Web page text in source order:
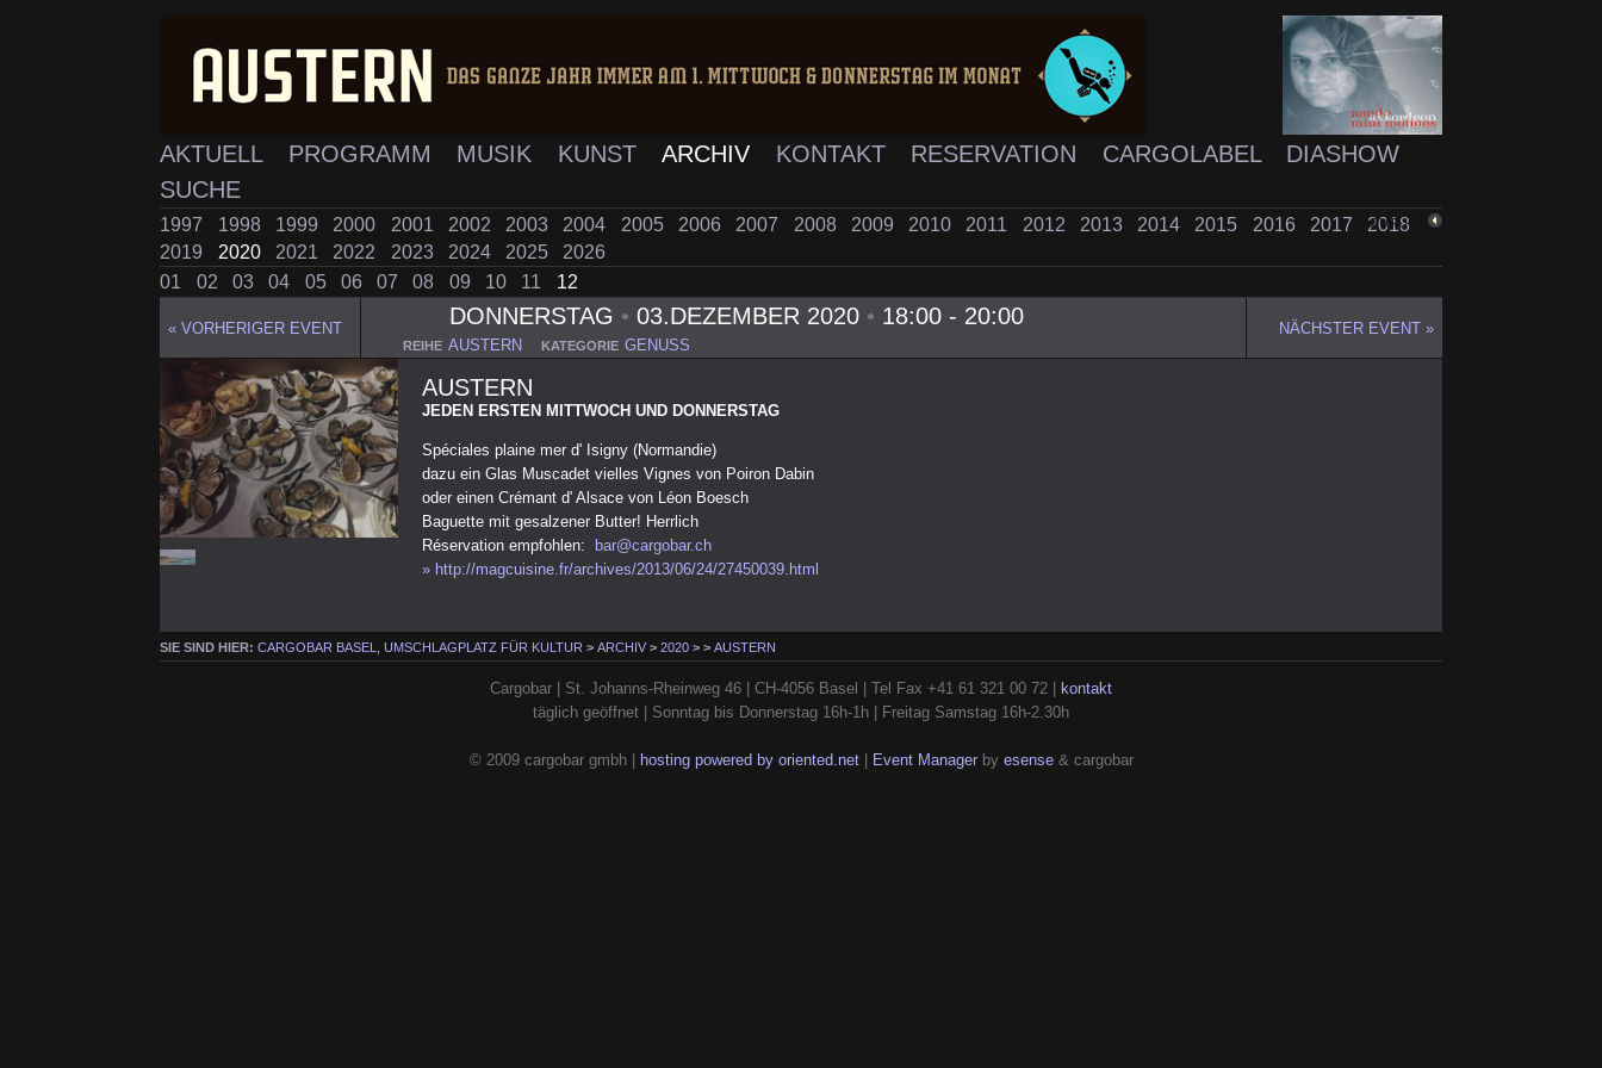
AKTUELL PROGRAMM MUSIK KUNST ARCHIV KONTAKT RESERVATION CARGOLABEL
DIASHOW
SUCHE
1997 1998 1999 2000 2001 2002 2003 2004 2005 2006 2007 2008 2009 2010 2011 2012 2013 2014 2015 2016 2017
2018
2019
2020 2021 2022 2023 2024 2025
2026
01
02 03 04 05 06 07 08 09 10 11 12
ZURÜCK
« VORHERIGER EVENT DONNERSTAG • 03.DEZEMBER 2020 • 18:00 - 20:00
REIHE AUSTERN KATEGORIE GENUSS
NÄCHSTER EVENT »
AUSTERN
JEDEN ERSTEN MITTWOCH UND DONNERSTAG
Spéciales plaine mer d' Isigny (Normandie)
dazu ein Glas Muscadet vielles Vignes von Poiron Dabin
oder einen Crémant d' Alsace von Léon Boesch
Baguette mit gesalzener Butter! Herrlich
Réservation empfohlen:
bar@cargobar.ch
» http://magcuisine.fr/archives/2013/06/24/27450039.html
SIE SIND HIER:CARGOBAR BASEL, UMSCHLAGPLATZ FÜR KULTUR >ARCHIV >2020 >>AUSTERN
Cargobar | St. Johanns-Rheinweg 46 | CH-4056 Basel | Tel Fax +41 61 321 00 72 |
kontakt
täglich geöffnet | Sonntag bis Donnerstag 16h-1h | Freitag Samstag 16h-2.30h
© 2009 cargobar gmbh | hosting powered by oriented.net| Event Managerby esense& cargobar